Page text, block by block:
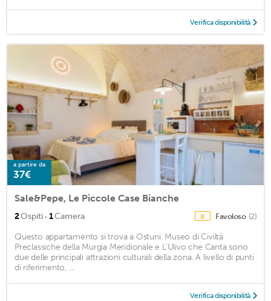
Verifica disponibilità
a partire da
37€
Sale&Pepe, Le Piccole Case Bianche
2Ospiti · 1Camera 8 Favoloso (2)
Questo appartamento si trova a Ostuni. Museo di Civiltà
Preclassiche della Murgia Meridionale e L'Ulivo che Canta sono
due delle principali attrazioni culturali della zona. A livello di punti
di riferimento, ...
Verifica disponibilità